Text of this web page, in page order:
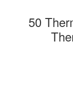
Sonderrollen
50